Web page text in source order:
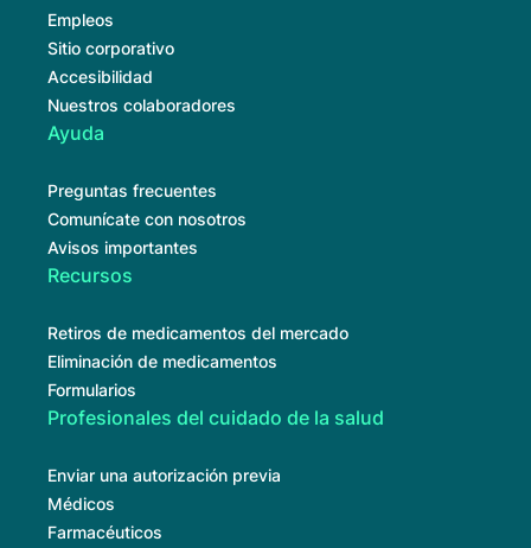
Empleos
Sitio corporativo
Accesibilidad
Nuestros colaboradores
Ayuda
Preguntas frecuentes
Comunícate con nosotros
Avisos importantes
Recursos
Retiros de medicamentos del mercado
Eliminación de medicamentos
Formularios
Profesionales del cuidado de la salud
Enviar una autorización previa
Médicos
Farmacéuticos